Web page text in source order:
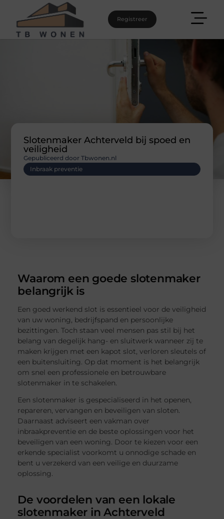
Registreer
Slotenmaker Achterveld bij spoed en
veiligheid
Inbraak preventie
Gepubliceerd door Tbwonen.nl
Waarom een goede slotenmaker
belangrijk is
Een goed werkend slot is essentieel voor de veiligheid
van uw woning, bedrijfspand en persoonlijke
bezittingen. Toch staan veel mensen pas stil bij het
belang van degelijk hang- en sluitwerk wanneer zij te
maken krijgen met een kapot slot, verloren sleutels of
een buitensluiting. Op dat moment is het belangrijk
om snel een professionele en betrouwbare
slotenmaker in te schakelen.
Een slotenmaker is gespecialiseerd in het openen,
repareren, vervangen en beveiligen van sloten.
Daarnaast adviseert een vakman over
inbraakpreventie en de beste oplossingen voor het
beveiligen van een woning. Door te kiezen voor een
erkende specialist voorkomt u onnodige schade en
bent u verzekerd van een veilige en duurzame
oplossing.
De voordelen van een lokale
slotenmaker in Achterveld